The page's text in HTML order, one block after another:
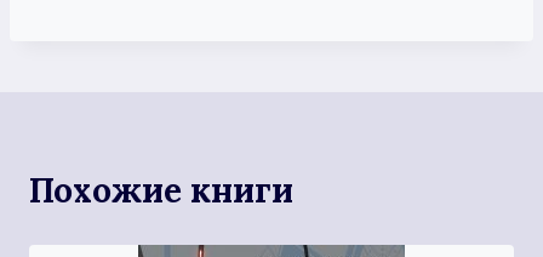
Похожие книги